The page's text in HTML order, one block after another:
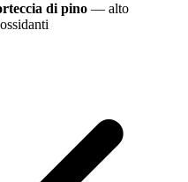
di pino — alto